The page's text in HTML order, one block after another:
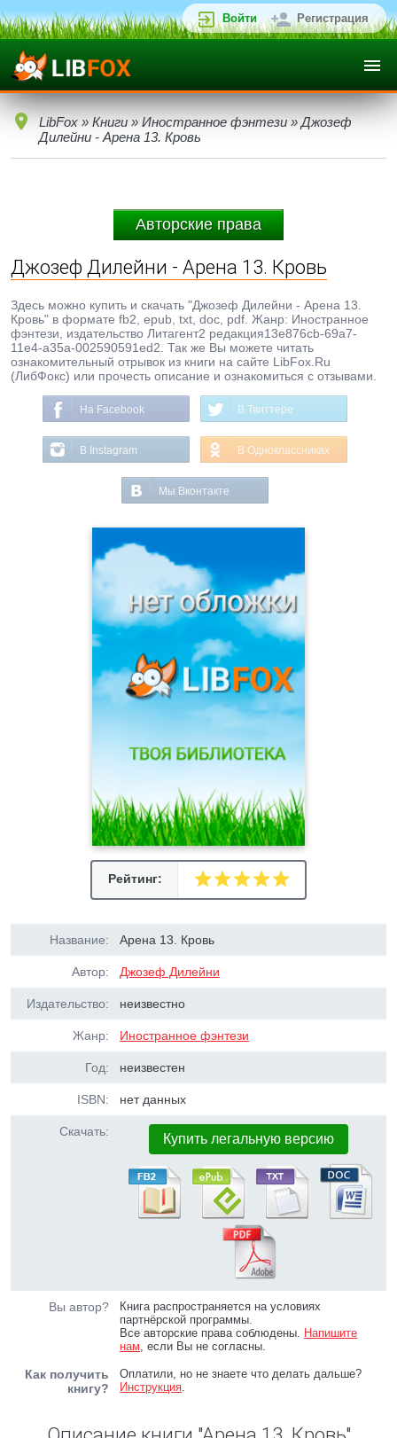
Войти Регистрация
LibFox » Книги » Иностранное фэнтези » Джозеф
Дилейни - Арена 13. Кровь
Авторские права
Джозеф Дилейни - Арена 13. Кровь
Здесь можно купить и скачать "Джозеф Дилейни - Арена 13.
Кровь" в формате fb2, epub, txt, doc, pdf. Жанр: Иностранное
фэнтези, издательство Литагент2 редакция13e876cb-69a7-
11e4-a35a-002590591ed2. Так же Вы можете читать
ознакомительный отрывок из книги на сайте LibFox.Ru
(ЛибФокс) или прочесть описание и ознакомиться с отзывами.
На Facebook В Твиттере
В Instagram В Одноклассниках
Мы Вконтакте
Рейтинг:
Название: Арена 13. Кровь
Автор: Джозеф Дилейни
Издательство: неизвестно
Жанр: Иностранное фэнтези
Год: неизвестен
ISBN: нет данных
Скачать: Купить легальную версию
Вы автор?
Книга распространяется на условиях
партнёрской программы.
Все авторские права соблюдены. Напишите
нам, если Вы не согласны.
Как получить
книгу?
Оплатили, но не знаете что делать дальше?
Инструкция.